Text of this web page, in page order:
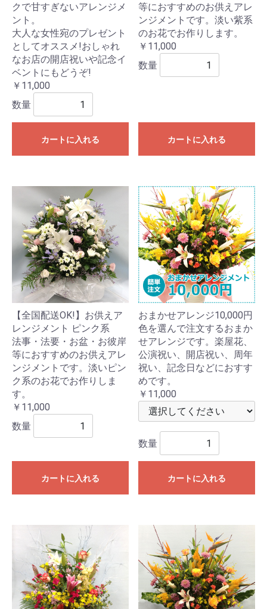
クで甘すぎないアレンジメ
ント。
大人な女性宛のプレゼント
としてオススメ!おしゃれ
なお店の開店祝いや記念イ
ベントにもどうぞ!
￥11,000
数量
カートに入れる
等におすすめのお供えアレ
ンジメントです。淡い紫系
のお花でお作りします。
￥11,000
数量
カートに入れる
【全国配送OK!】お供えア
レンジメント ピンク系
法事・法要・お盆・お彼岸
等におすすめのお供えアレ
ンジメントです。淡いピン
ク系のお花でお作りしま
す。
￥11,000
数量
カートに入れる
おまかせアレンジ10,000円
色を選んで注文するおまか
せアレンジです。楽屋花、
公演祝い、開店祝い、周年
祝い、記念日などにおすす
めです。
￥11,000
数量
カートに入れる